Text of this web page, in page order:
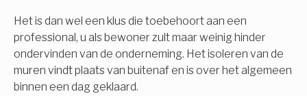
Het is dan wel een klus die toebehoort aan een
professional, u als bewoner zult maar weinig hinder
ondervinden van de onderneming. Het isoleren van de
muren vindt plaats van buitenaf en is over het algemeen
binnen een dag geklaard.